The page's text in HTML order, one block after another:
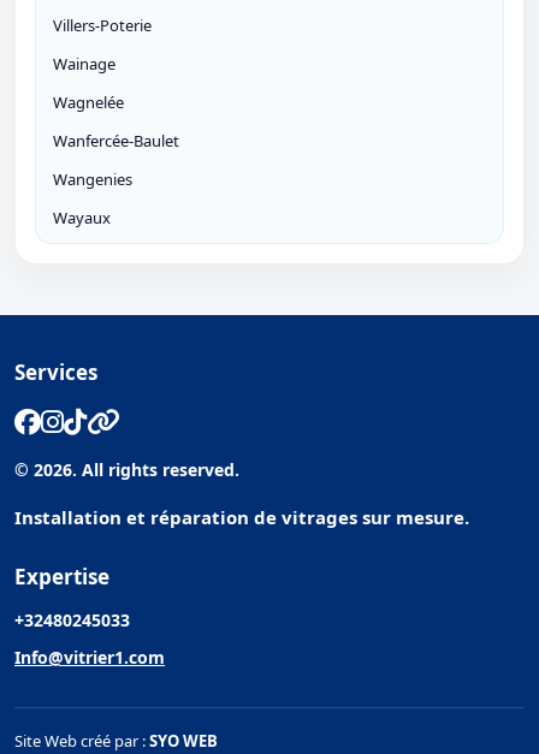
Villers-Poterie
Wainage
Wagnelée
Wanfercée-Baulet
Wangenies
Wayaux
Services
© 2026. All rights reserved.
Installation et réparation de vitrages sur mesure.
Expertise
+32480245033
Info@vitrier1.com
Site Web créé par :SYO WEB